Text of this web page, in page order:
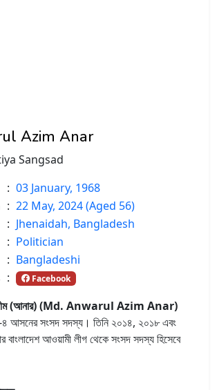
Azim Anar
Sangsad
: 03 January, 1968
: 22 May, 2024 (Aged 56)
: Jhenaidah, Bangladesh
: Politician
: Bangladeshi
: Facebook
(আনার) (Md. Anwarul Azim Anar)
৪ আসনের সংসদ সদস্য। তিনি ২০১৪, ২০১৮ এবং
বাংলাদেশ আওয়ামী লীগ থেকে সংসদ সদস্য হিসেবে